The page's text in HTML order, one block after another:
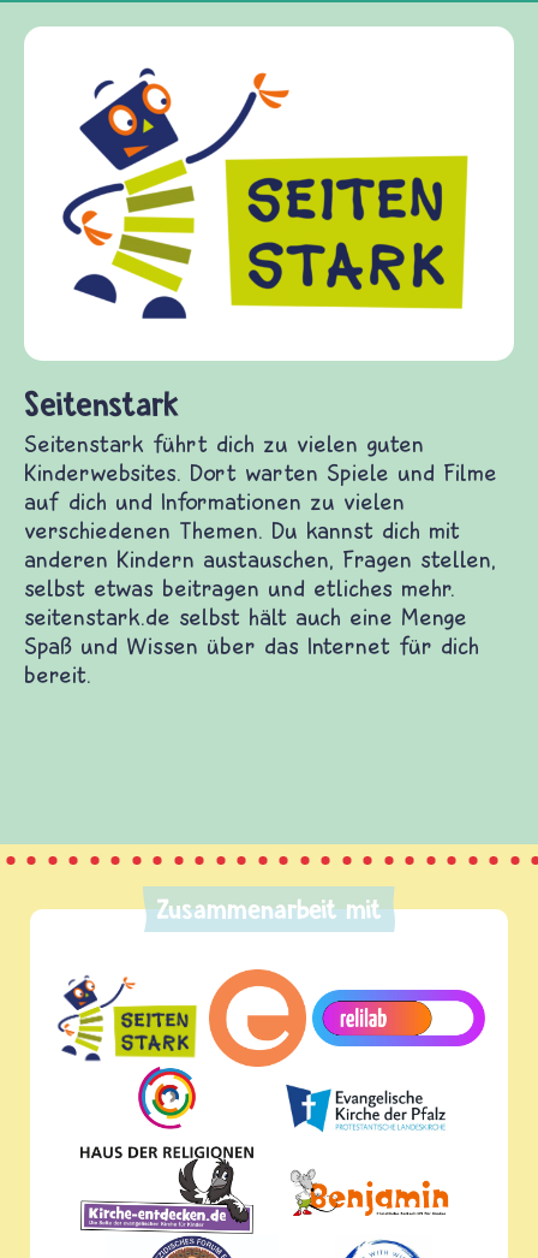
Dort warten Spiele und Filme auf
Themen. Du kannst dich mit anderen
etwas beitragen und etliches mehr.
Frieden Fragen
frieden-fragen.de ist ein Internet-Angebot
Kinder, Eltern und ErzieherInnen das zu
Fragen von Krieg und Frieden, Streit und
Gewalt informiert und einen Austausch zu
diesem Themenbereich ermöglicht. frieden-
fragen.de bietet Antworten auf wichtige
und Frieden, Streit und Gewalt.
Zusammenarbeit mit